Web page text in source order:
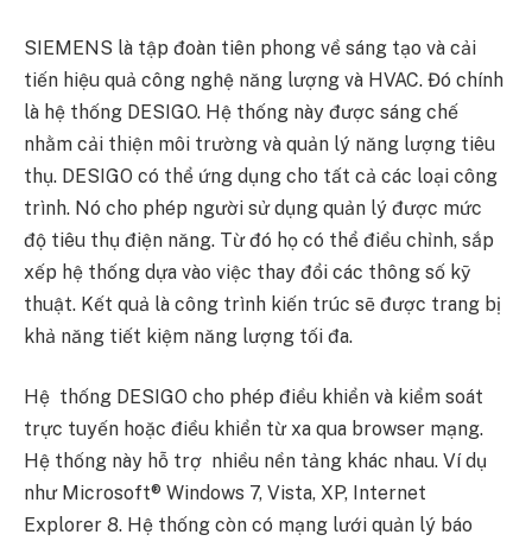
SIEMENS là tập đoàn tiên phong về sáng tạo và cải
tiến hiệu quả công nghệ năng lượng và HVAC. Đó chính
là hệ thống DESIGO. Hệ thống này được sáng chế
nhằm cải thiện môi trường và quản lý năng lượng tiêu
thụ. DESIGO có thể ứng dụng cho tất cả các loại công
trình. Nó cho phép người sử dụng quản lý được mức
độ tiêu thụ điện năng. Từ đó họ có thể điều chỉnh, sắp
xếp hệ thống dựa vào việc thay đổi các thông số kỹ
thuật. Kết quả là công trình kiến trúc sẽ được trang bị
khả năng tiết kiệm năng lượng tối đa.
Hệ thống DESIGO cho phép điều khiển và kiểm soát
trực tuyến hoặc điều khiển từ xa qua browser mạng.
Hệ thống này hỗ trợ nhiều nền tảng khác nhau. Ví dụ
như Microsoft® Windows 7, Vista, XP, Internet
Explorer 8. Hệ thống còn có mạng lưới quản lý báo